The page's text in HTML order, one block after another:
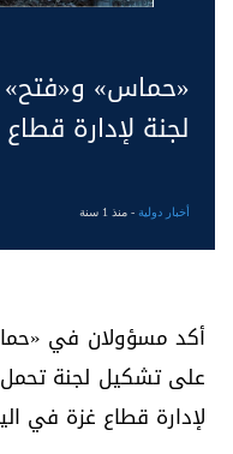
«حماس»
لجنة لإدارة
أخبار دولية- منذ 1 سنة
أكد مسؤولان في
على تشكيل لجنة
لإدارة قطاع غزة في